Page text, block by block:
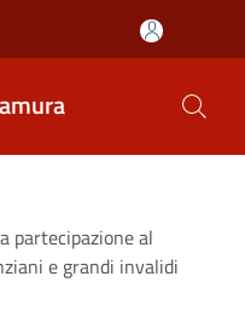
partecipazione al
e grandi invalidi